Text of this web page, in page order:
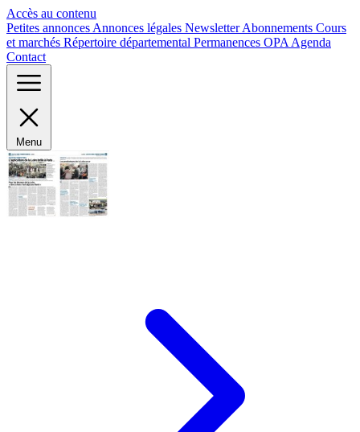
Accès au contenu
Petites annonces Annonces légales NewsletterAbonnements Cours
et marchés Répertoire départemental Permanences OPA Agenda
Contact
Menu
Panneau de gestion des cookies